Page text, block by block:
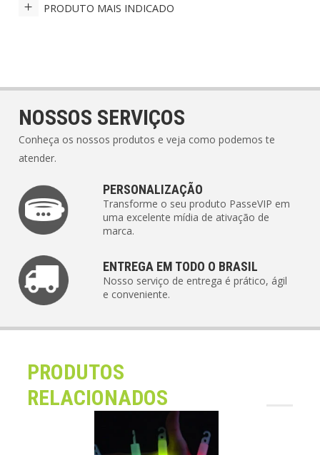
PRODUTO MAIS INDICADO
NOSSOS SERVIÇOS
Conheça os nossos produtos e veja como podemos te
atender.
PERSONALIZAÇÃO
Transforme o seu produto PasseVIP em
uma excelente mídia de ativação de
marca.
ENTREGA EM TODO O BRASIL
Nosso serviço de entrega é prático, ágil
e conveniente.
PRODUTOS
RELACIONADOS